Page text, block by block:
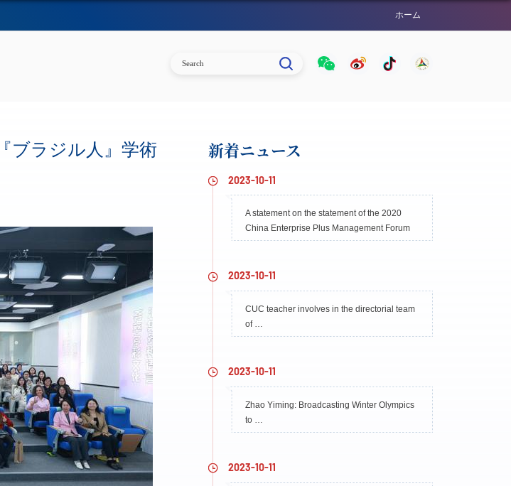
ホーム​​
ブラジル人』学術
新着ニュース​​
2023-10-11
A statement on the statement of the 2020
China Enterprise Plus Management Forum
2023-10-11
CUC teacher involves in the directorial team
of …
2023-10-11
Zhao Yiming: Broadcasting Winter Olympics
to …
2023-10-11